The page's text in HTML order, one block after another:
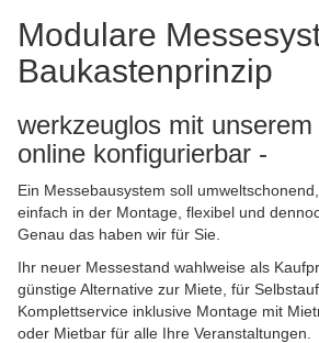
Modulare
Baukastenprinzip
werkzeuglos mit
online konfigurierbar -
Ein Messebausystem soll
einfach in der Montage, flexibel und
Genau das haben wir für Sie.
Ihr neuer Messestand wahlweise als
günstige Alternative zur Miete, für
Komplettservice inklusive Montage mit
oder Mietbar für alle Ihre Veranstaltungen.